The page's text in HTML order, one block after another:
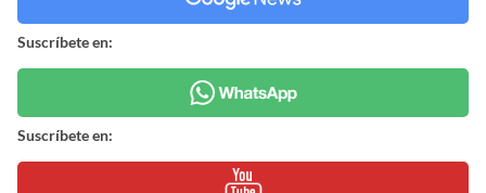
Suscríbete en:
Suscríbete en: